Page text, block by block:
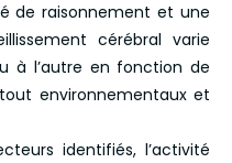
de raisonnement et une
cérébral varie
à l’autre en fonction de
environnementaux et
identifiés, l’activité